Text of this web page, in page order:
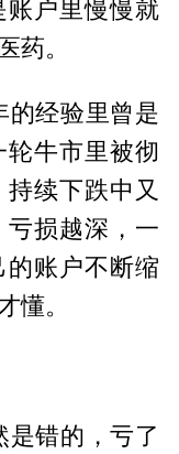
账户里慢慢就
药。
的经验里曾是
牛市里被彻
续下跌中又
损越深，一
账户不断缩
懂。
是错的，亏了